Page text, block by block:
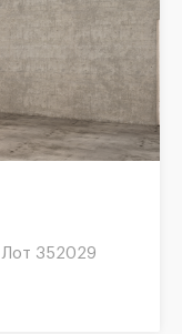
Лот 352029